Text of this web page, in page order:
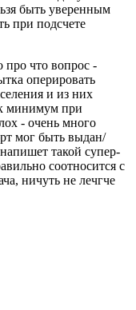
быть уверенным
при подсчете
про что вопрос -
оперировать
и из них
минимум при
- очень много
мог быть выдан/
такой супер-
соотносится с
ничуть не лечгче